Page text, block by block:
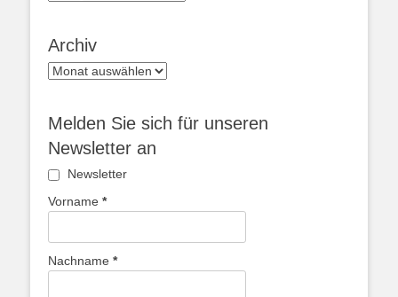
Archiv
Archiv
Melden Sie sich für unseren
Newsletter an
Newsletter
Vorname *
Nachname *